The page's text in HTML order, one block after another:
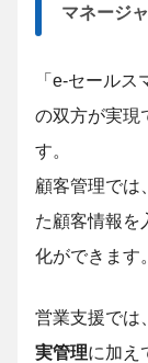
マネージャ
「e-セール
の双方が実現
す。
顧客管理では
た顧客情報を
化ができます。
営業支援では
実管理に加え